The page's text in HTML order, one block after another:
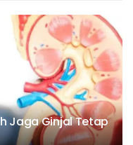
Jaga Ginjal Tetap